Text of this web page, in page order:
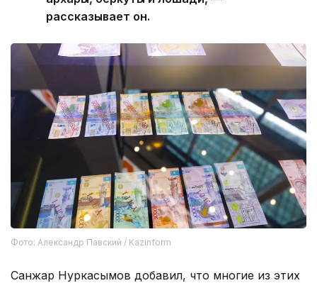
рассказывает он.
Фото: Александр Павский / Kazinform
Санжар Нуркасымов добавил, что многие из этих